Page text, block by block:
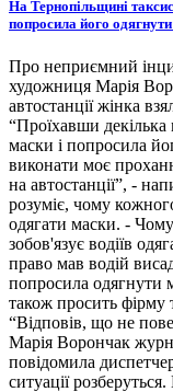
На Тернопільщині
попросила його
Про неприємний
художниця Марія
автостанції жінка
“Проїхавши декілька
маски і попросила
виконати моє
на автостанції”, -
розуміє, чому
одягати маски. - Чому
зобов'язує водіїв
право мав водій
попросила одягнути
також просить фірму
“Відповів, що не
Марія Ворончак
повідомила
ситуації